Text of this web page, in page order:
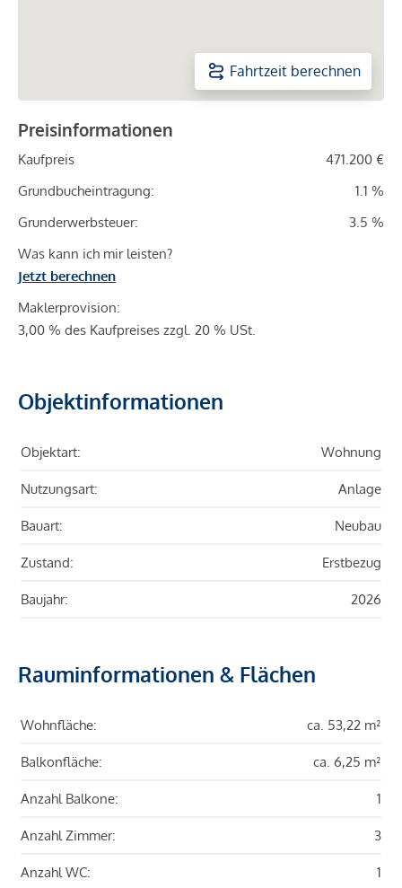
Fahrtzeit berechnen
Preisinformationen
Kaufpreis
471.200 €
Grundbucheintragung:
1.1 %
Grunderwerbsteuer:
3.5 %
Was kann ich mir leisten?
Jetzt berechnen
Maklerprovision:
3,00 % des Kaufpreises zzgl. 20 % USt.
Objektinformationen
Objektart: Wohnung
Nutzungsart: Anlage
Bauart: Neubau
Zustand: Erstbezug
Baujahr: 2026
Rauminformationen & Flächen
Wohnfläche: ca. 53,22 m²
Balkonfläche: ca. 6,25 m²
Anzahl Balkone: 1
Anzahl Zimmer: 3
Anzahl WC: 1